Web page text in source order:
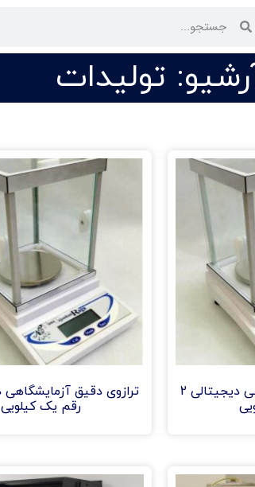
تولیدات
ترازوی دقیق آزمایشگاهی دیجیتالی 2
رقم یک کیلویی